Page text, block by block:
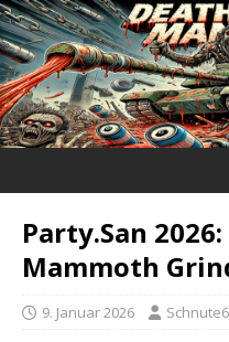
Party.San
Mammoth
9. Januar 2026